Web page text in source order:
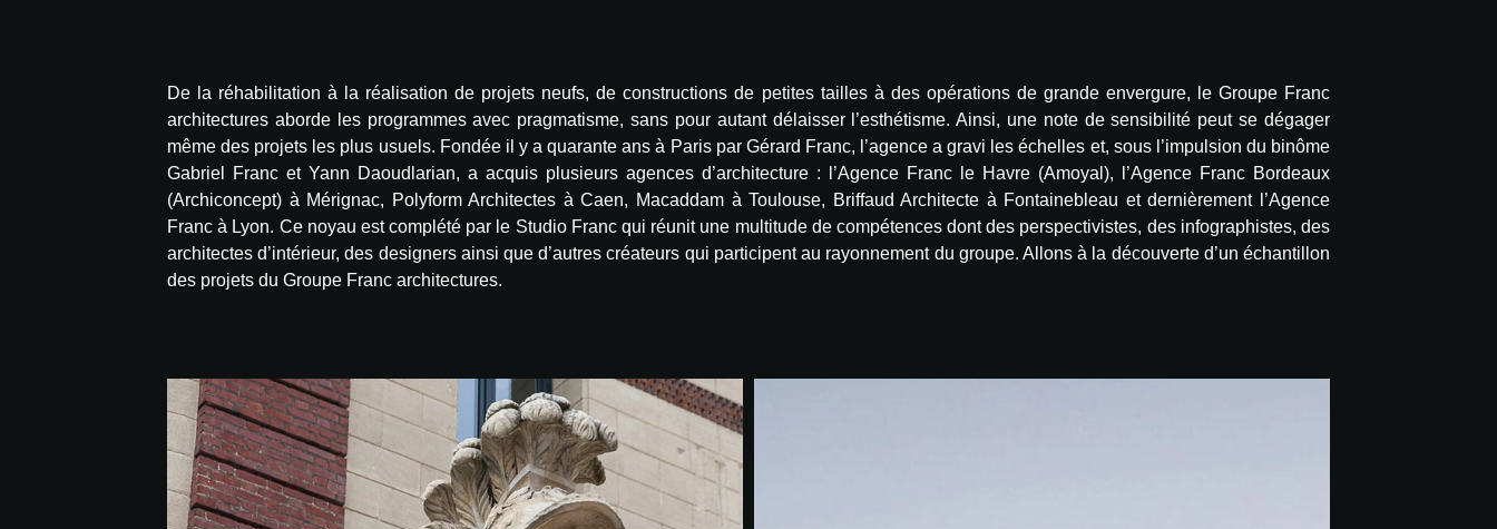
De la réhabilitation à la réalisation de projets neufs, de constructions de petites tailles à des opérations de grande envergure, le Groupe Franc
architectures aborde les programmes avec pragmatisme, sans pour autant délaisser l’esthétisme. Ainsi, une note de sensibilité peut se dégager
même des projets les plus usuels. Fondée il y a quarante ans à Paris par Gérard Franc, l’agence a gravi les échelles et, sous l’impulsion du binôme
Gabriel Franc et Yann Daoudlarian, a acquis plusieurs agences d’architecture : l’Agence Franc le Havre (Amoyal), l’Agence Franc Bordeaux
(Archiconcept) à Mérignac, Polyform Architectes à Caen, Macaddam à Toulouse, Briffaud Architecte à Fontainebleau et dernièrement l’Agence
Franc à Lyon. Ce noyau est complété par le Studio Franc qui réunit une multitude de compétences dont des perspectivistes, des infographistes, des
architectes d’intérieur, des designers ainsi que d’autres créateurs qui participent au rayonnement du groupe. Allons à la découverte d’un échantillon
des projets du Groupe Franc architectures.